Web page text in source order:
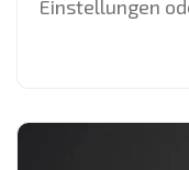
Einstellungen